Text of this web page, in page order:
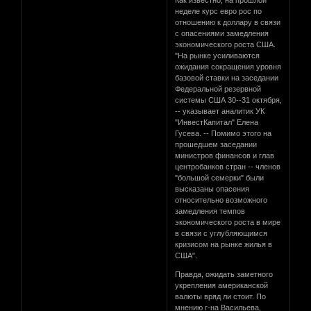
неделе курс евро рос по
отношению к доллару в связи
с опасениями замедления
экономического роста США.
"На рынке усиливаются
ожидания сокращения уровня
базовой ставки на заседании
Федеральной резервной
системы США 30--31 октября,
-- указывает аналитик УК
"ИнвестКапитал" Елена
Гусева. -- Помимо этого на
прошедшем заседании
министров финансов и глав
центробанков стран -- членов
"большой семерки" были
высказаны опасения
относительно возможного
замедления темпов
экономического роста в мире
в связи с углубляющимся
кризисом на рынке жилья в
США".
Правда, ожидать заметного
укрепления американской
валюты вряд ли стоит. По
мнению г-на Васильева,